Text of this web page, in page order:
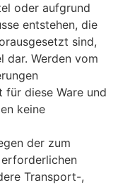
oder aufgrund
entstehen, die
sind,
dar. Werden vom
für diese Ware und
keine
der zum
Transport-,